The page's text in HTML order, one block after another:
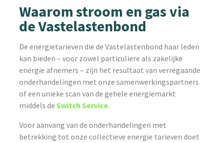
Waarom stroom en gas via
de Vastelastenbond
De energietarieven die de Vastelastenbond haar leden
kan bieden – voor zowel particuliere als zakelijke
energie afnemers – zijn het resultaat van verregaande
onderhandelingen met onze samenwerkingspartners
of een unieke scan van de gehele energiemarkt
middels deSwitch Service.
Voor aanvang van de onderhandelingen met
betrekking tot onze collectieve energie tarieven doet